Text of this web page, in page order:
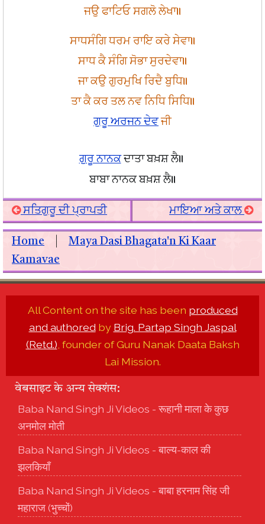
ਜਉ ਫਾਟਿਓ ਸਗਲੋ ਲੇਖਾ॥
ਸਾਧਸੰਗਿ ਧਰਮ ਰਾਇ ਕਰੇ ਸੇਵਾ॥
ਸਾਧ ਕੈ ਸੰਗਿ ਸੋਭਾ ਸੁਰਦੇਵਾ॥
ਜਾ ਕਉ ਗੁਰਮੁਖਿ ਰਿਦੈ ਬੁਧਿ॥
ਤਾ ਕੈ ਕਰ ਤਲ ਨਵ ਨਿਧਿ ਸਿਧਿ॥
ਗੁਰੂ ਅਰਜਨ ਦੇਵਜੀ
ਗੁਰੂ ਨਾਨਕਦਾਤਾ ਬਖ਼ਸ਼ ਲੈ॥
ਬਾਬਾ ਨਾਨਕ ਬਖ਼ਸ਼ ਲੈ॥
ਸਤਿਗੁਰੂ ਦੀ ਪ੍ਰਾਪਤੀ ਮਾਇਆ ਅਤੇ ਕਾਲ
Home
Maya Dasi Bhagata'n Ki Kaar
Kamavae
All Content on the site has been produced
and authored by Brig. Partap Singh Jaspal
(Retd.) , founder of Guru Nanak Daata Baksh
Lai Mission.
वेबसाइट के अन्य सेक्शंस:
Baba Nand Singh Ji Videos - रूहानी माला के कुछ
अनमोल मोती
Baba Nand Singh Ji Videos - बाल्य-काल की
झलकियाँ
Baba Nand Singh Ji Videos - बाबा हरनाम सिंह जी
महाराज (भुच्चों)